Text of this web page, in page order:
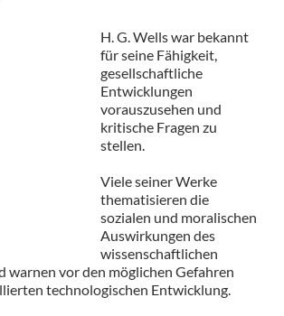
H. G. Wells war bekannt
für seine Fähigkeit,
gesellschaftliche
Entwicklungen
vorauszusehen und
kritische Fragen zu
stellen.
Viele seiner Werke
thematisieren die
sozialen und moralischen
Auswirkungen des
wissenschaftlichen
warnen vor den möglichen Gefahren
technologischen Entwicklung.